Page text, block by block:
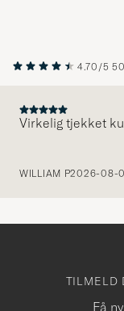
4.70/5
Virkelig tjekket
WILLIAM P2026-08-
TILMELD
Få